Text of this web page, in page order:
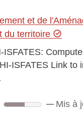
et de
du territoire
ISFATES Link to
Mis à